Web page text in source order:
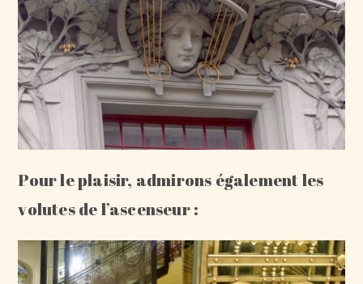
Pour le plaisir, admirons également les
volutes de l’ascenseur :